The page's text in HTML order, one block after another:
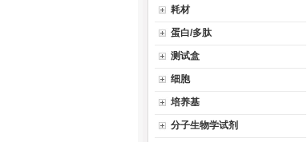
耗材
蛋白/多肽
测试盒
细胞
培养基
分子生物学试剂